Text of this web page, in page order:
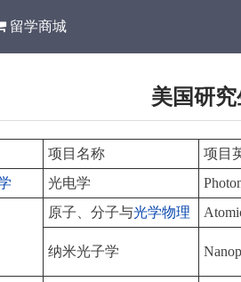
留学商城
美国研
项目名称 项目
光电学
原子、分子与光学物理
纳米光子学